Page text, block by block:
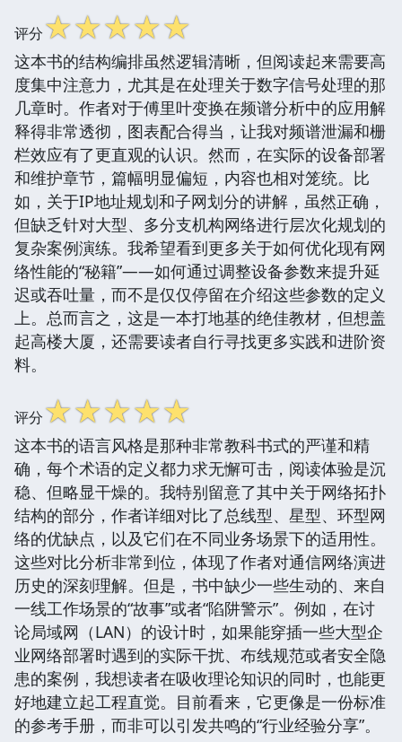
评分☆☆☆☆☆
这本书的结构编排虽然逻辑清晰，但阅读起来需要高
度集中注意力，尤其是在处理关于数字信号处理的那
几章时。作者对于傅里叶变换在频谱分析中的应用解
释得非常透彻，图表配合得当，让我对频谱泄漏和栅
栏效应有了更直观的认识。然而，在实际的设备部署
和维护章节，篇幅明显偏短，内容也相对笼统。比
如，关于IP地址规划和子网划分的讲解，虽然正确，
但缺乏针对大型、多分支机构网络进行层次化规划的
复杂案例演练。我希望看到更多关于如何优化现有网
络性能的“秘籍”——如何通过调整设备参数来提升延
迟或吞吐量，而不是仅仅停留在介绍这些参数的定义
上。总而言之，这是一本打地基的绝佳教材，但想盖
起高楼大厦，还需要读者自行寻找更多实践和进阶资
料。
评分☆☆☆☆☆
这本书的语言风格是那种非常教科书式的严谨和精
确，每个术语的定义都力求无懈可击，阅读体验是沉
稳、但略显干燥的。我特别留意了其中关于网络拓扑
结构的部分，作者详细对比了总线型、星型、环型网
络的优缺点，以及它们在不同业务场景下的适用性。
这些对比分析非常到位，体现了作者对通信网络演进
历史的深刻理解。但是，书中缺少一些生动的、来自
一线工作场景的“故事”或者“陷阱警示”。例如，在讨
论局域网（LAN）的设计时，如果能穿插一些大型企
业网络部署时遇到的实际干扰、布线规范或者安全隐
患的案例，我想读者在吸收理论知识的同时，也能更
好地建立起工程直觉。目前看来，它更像是一份标准
的参考手册，而非可以引发共鸣的“行业经验分享”。